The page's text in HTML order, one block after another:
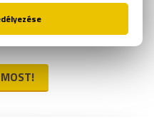
és azt, hogy teljesen
a történetbe.